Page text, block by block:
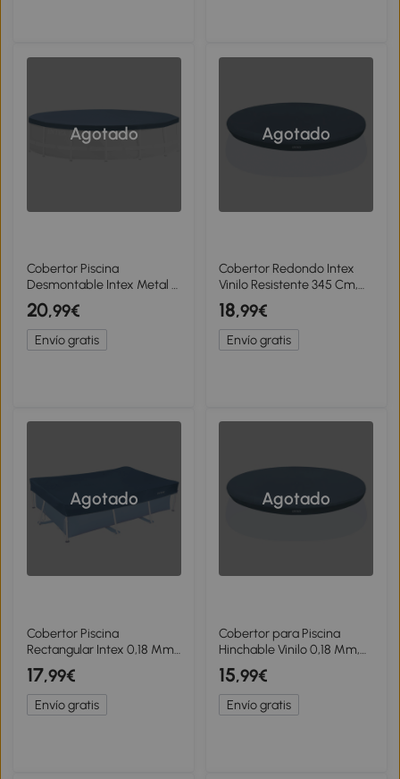
Agotado
Cobertor Piscina
Desmontable Intex Metal y
Prism Frame, 366x25x0,02
Cm, Azul Marino
20,99€
Envío gratis
Agotado
Cobertor Redondo Intex
Vinilo Resistente 345 Cm,
Azul
18,99€
Envío gratis
Agotado
Cobertor Piscina
Rectangular Intex 0,18 Mm,
300x200 Cm, Azul Marino
17,99€
Envío gratis
Agotado
Cobertor para Piscina
Hinchable Vinilo 0,18 Mm,
305 Cm Diámetro, Azul
15,99€
Envío gratis